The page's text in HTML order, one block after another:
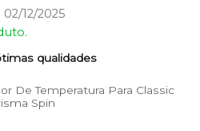
02/12/2025
qualidades
De Temperatura Para Classic
Spin